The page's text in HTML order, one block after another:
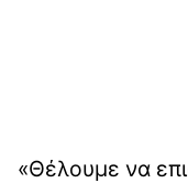
«Θέλουμε να